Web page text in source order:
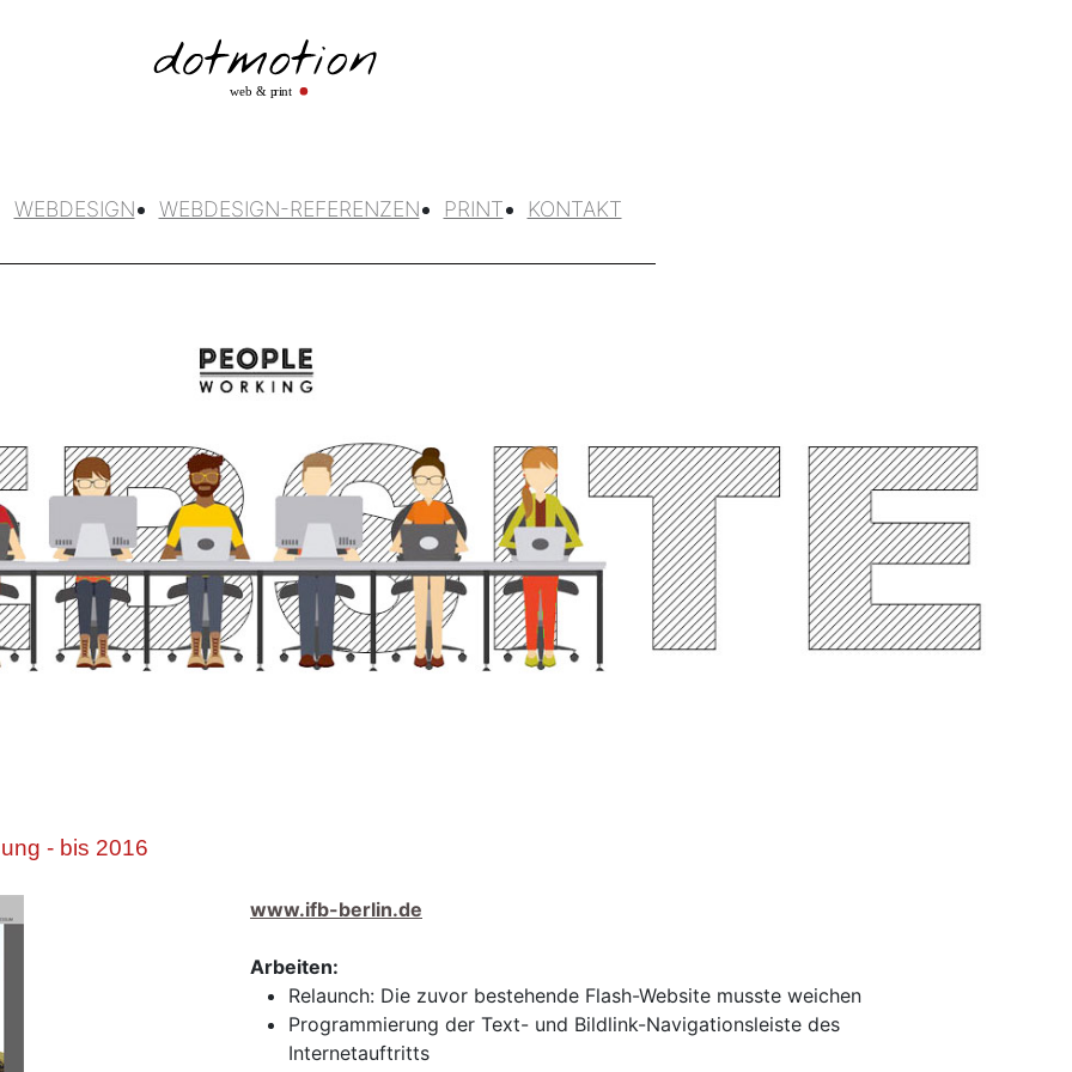
WEBDESIGN WEBDESIGN-REFERENZEN PRINT KONTAKT
- bis 2016
www.ifb-berlin.de
Arbeiten:
Relaunch: Die zuvor bestehende Flash-Website musste weichen
Programmierung der Text- und Bildlink-Navigationsleiste des
Internetauftritts